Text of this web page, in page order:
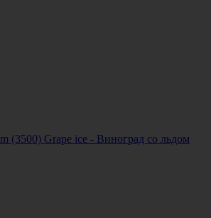
(3500) Grape ice - Виноград со льдом